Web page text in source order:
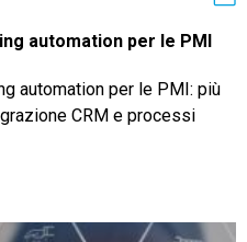
automation per le PMI
automation per le PMI: più
CRM e processi